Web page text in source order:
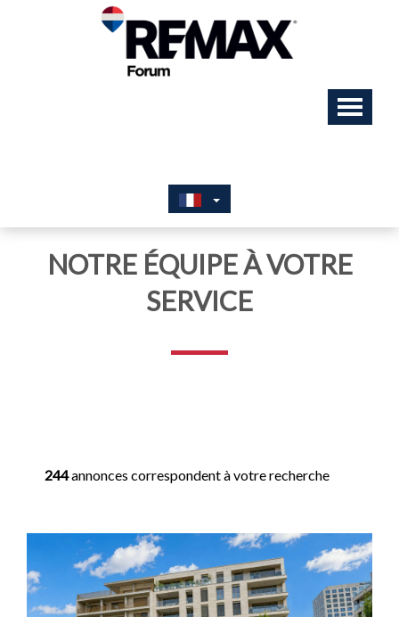
NOTRE ÉQUIPE À VOTRE
SERVICE
244annonces correspondent à votre recherche